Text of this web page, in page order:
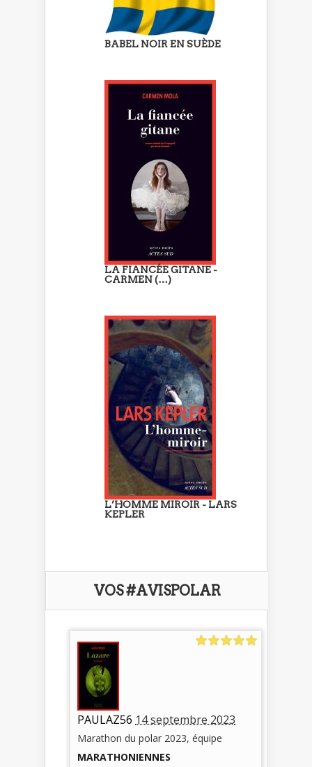
BABEL NOIR EN SUÈDE
LA FIANCÉE GITANE -
CARMEN (…)
L’HOMME MIROIR - LARS
KEPLER
VOS #AVISPOLAR
PAULAZ56 14 septembre 2023
Marathon du polar 2023, équipe
MARATHONIENNES